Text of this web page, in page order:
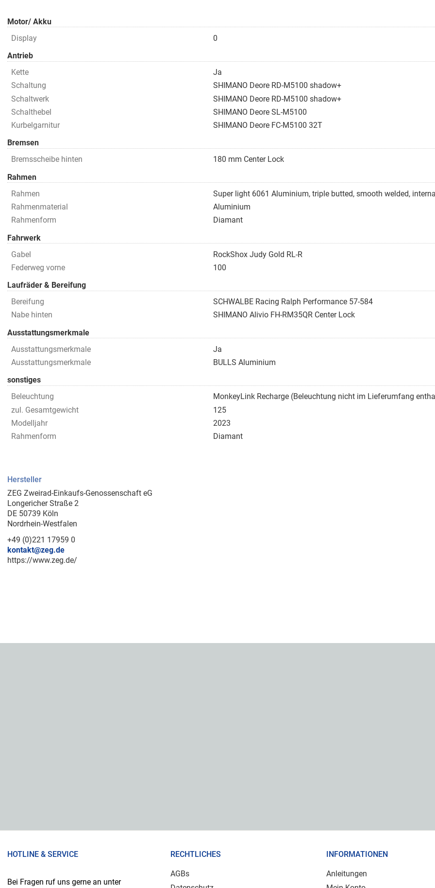
Motor/ Akku
Display
0
Antrieb
Kette
Ja
Schaltung
SHIMANO Deore RD-M5100 shadow+
Schaltwerk
SHIMANO Deore RD-M5100 shadow+
Schalthebel
SHIMANO Deore SL-M5100
Kurbelgarnitur
SHIMANO Deore FC-M5100 32T
Bremsen
Bremsscheibe hinten
180 mm Center Lock
Rahmen
Rahmen
Super light 6061 Aluminium, triple butted, smooth welded,
Rahmenmaterial
Aluminium
Rahmenform
Diamant
Fahrwerk
Gabel
RockShox Judy Gold RL-R
Federweg vorne
100
Laufräder & Bereifung
Bereifung
SCHWALBE Racing Ralph Performance 57-584
Nabe hinten
SHIMANO Alivio FH-RM35QR Center Lock
Ausstattungsmerkmale
Ausstattungsmerkmale
Ja
Ausstattungsmerkmale
BULLS Aluminium
sonstiges
Beleuchtung
MonkeyLink Recharge (Beleuchtung nicht im Lieferumfang
zul. Gesamtgewicht
125
Modelljahr
2023
Rahmenform
Diamant
Hersteller
ZEG Zweirad-Einkaufs-Genossenschaft eG
Longericher Straße 2
DE 50739 Köln
Nordrhein-Westfalen
+49 (0)221 17959 0
kontakt@zeg.de
https://www.zeg.de/
HOTLINE & SERVICE
Bei Fragen ruf uns gerne an unter
RECHTLICHES
AGBs
INFORMATIONEN
Anleitungen